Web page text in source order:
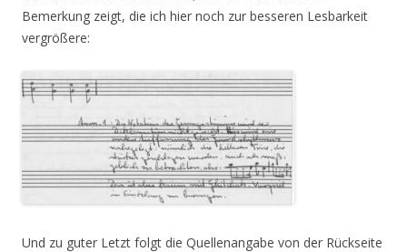
Bemerkung zeigt, die ich hier noch zur besseren Lesbarkeit
vergrößere:
Und zu guter Letzt folgt die Quellenangabe von der Rückseite